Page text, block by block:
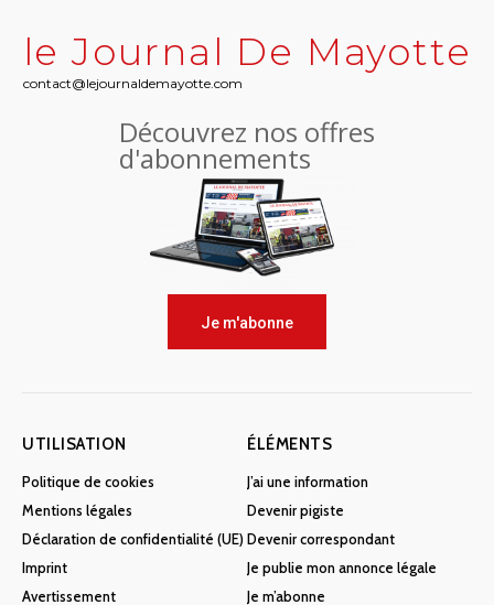
le Journal De Mayotte
contact@lejournaldemayotte.com
Découvrez nos offres
d'abonnements
Je m'abonne
UTILISATION
Politique de cookies
Mentions légales
Déclaration de confidentialité (UE)
Imprint
Avertissement
ÉLÉMENTS
J’ai une information
Devenir pigiste
Devenir correspondant
Je publie mon annonce légale
Je m’abonne